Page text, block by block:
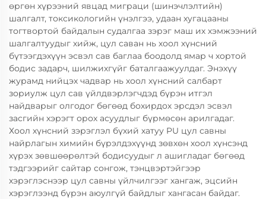
өргөн хүрээний явцад миграци (шинэчлэлтийн)
шалгалт, токсикологийн үнэлгээ, удаан хугацааны
тогтвортой байдалын судалгаа зэрэг маш их хэмжээний
шалгалтуудыг хийж, цул саван нь хоол хүнсний
бүтээгдэхүүн эсвэл сав баглаа боодолд ямар ч хортой
бодис задарч, шилжихгүйг баталгаажуулдаг. Энэхүү
журамд нийцэх чадвар нь хоол хүнсний салбарт
зориулж цул сав үйлдвэрлэгчдэд бүрэн итгэл
найдварыг олгодог бөгөөд бохирдох эрсдэл эсвэл
засгийн хэрэгт орох асуудлыг бүрмөсөн арилгадаг.
Хоол хүнсний зэрэглэл бүхий хатуу PU цул савны
найрлагын химийн бүрэлдэхүүнд зөвхөн хоол хүнсэнд
хүрэх зөвшөөрөлтэй бодисуудыг л ашигладаг бөгөөд
тэдгээрийг сайтар сонгож, тэнцвэртэйгээр
хэрэглэснээр цул савны үйлчилгээг хангаж, эцсийн
хэрэглээнд бүрэн аюулгүй байдлыг хангасан байдаг.